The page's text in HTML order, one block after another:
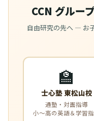
CCN グルー
自由研究の先へ — お
🏫
士心塾 東松山校
通塾・対面指導
小〜高の英語＆学習